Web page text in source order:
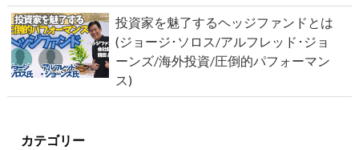
投資家を魅了するヘッジファンドとは
(ジョージ･ソロス/アルフレッド･ジョ
ーンズ/海外投資/圧倒的パフォーマン
ス)
カテゴリー